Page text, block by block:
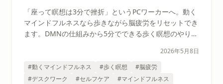
「座って瞑想は3分で挫折」というPCワーカーへ。動く
マインドフルネスなら歩きながら脳疲労をリセットでき
ます。DMNの仕組みから5分でできる歩く瞑想のやり
2026年5月8日
#動くマインドフルネス
#歩く瞑想
#脳疲労
#デスクワーク
#セルフケア #マインドフルネス